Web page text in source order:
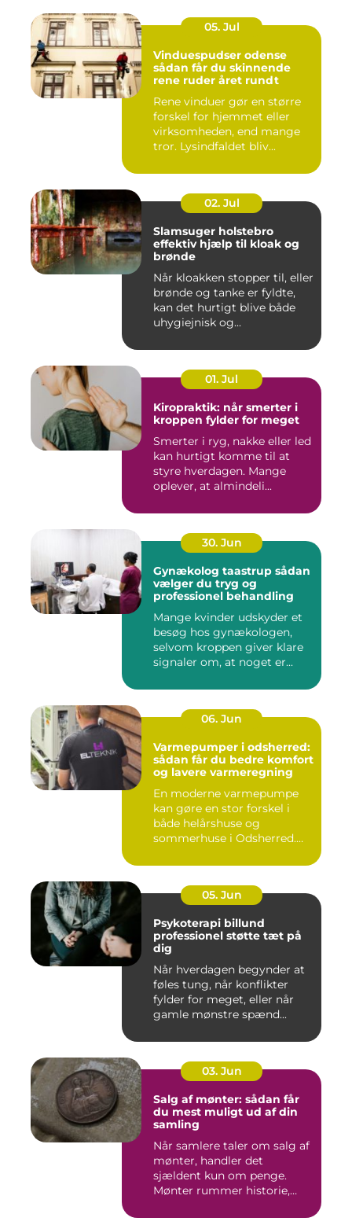
05. Jul
Vinduespudser odense
sådan får du skinnende
rene ruder året rundt
Rene vinduer gør en større
forskel for hjemmet eller
virksomheden, end mange
tror. Lysindfaldet bliv...
02. Jul
Slamsuger holstebro
effektiv hjælp til kloak og
brønde
Når kloakken stopper til, eller
brønde og tanke er fyldte,
kan det hurtigt blive både
uhygiejnisk og...
01. Jul
Kiropraktik: når smerter i
kroppen fylder for meget
Smerter i ryg, nakke eller led
kan hurtigt komme til at
styre hverdagen. Mange
oplever, at almindeli...
30. Jun
Gynækolog taastrup sådan
vælger du tryg og
professionel behandling
Mange kvinder udskyder et
besøg hos gynækologen,
selvom kroppen giver klare
signaler om, at noget er...
06. Jun
Varmepumper i odsherred:
sådan får du bedre komfort
og lavere varmeregning
En moderne varmepumpe
kan gøre en stor forskel i
både helårshuse og
sommerhuse i Odsherred.
05. Jun
Psykoterapi billund
professionel støtte tæt på
dig
Når hverdagen begynder at
føles tung, når konflikter
fylder for meget, eller når
gamle mønstre spænd...
03. Jun
Salg af mønter: sådan får
du mest muligt ud af din
samling
Når samlere taler om salg af
mønter, handler det
sjældent kun om penge.
Mønter rummer historie,